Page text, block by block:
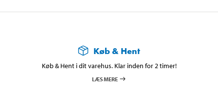
Køb & Hent
Køb & Hent i dit varehus. Klar inden for 2 timer!
LÆS MERE